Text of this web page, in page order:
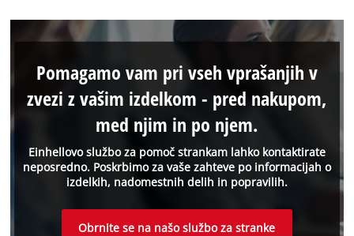
Einhellovo službo za pomoč strankam lahko kontaktirate
neposredno. Poskrbimo za vaše zahteve po informacijah o
izdelkih, nadomestnih delih in popravilih.
Pomagamo vam pri vseh vprašanjih v
zvezi z vašim izdelkom - pred nakupom,
med njim in po njem.
Obrnite se na našo službo za stranke